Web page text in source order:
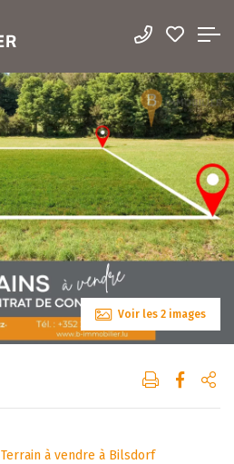
Voir les 2 images
Terrain à vendre à Bilsdorf